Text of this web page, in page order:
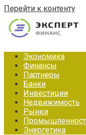
Перейти к контенту
Экономика
Финансы
Партнеры
Банки
Инвестиции
Недвижимость
Рынки
Энергетика